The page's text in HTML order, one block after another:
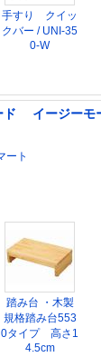
手すり クイッ
クバー / UNI-35
0-W
ド イージーモ
ート
踏み台 ・木製
規格踏み台553
0タイプ 高さ1
4.5cm